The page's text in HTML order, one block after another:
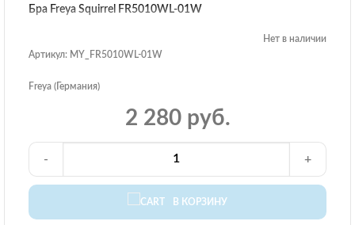
Бра Freya Squirrel FR5010WL-01W
Нет в наличии
Артикул: MY_FR5010WL-01W
Freya (Германия)
2 280 руб.
В КОРЗИНУ
- +